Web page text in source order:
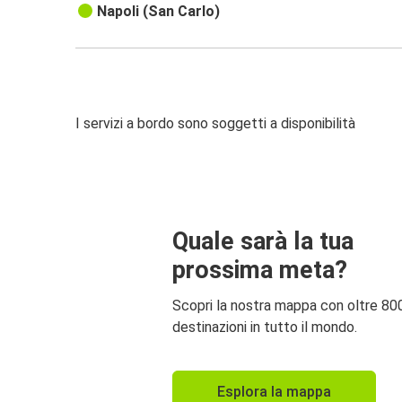
Napoli (San Carlo)
I servizi a bordo sono soggetti a disponibilità
Quale sarà la tua
prossima meta?
Scopri la nostra mappa con oltre
destinazioni in tutto il mondo.
Esplora la mappa